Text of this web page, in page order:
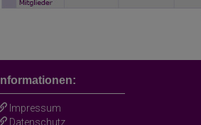
Informationen:
Impressum
Datenschutz